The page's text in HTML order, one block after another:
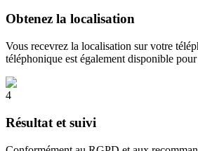
Obtenez la localisation
Vous recevrez la localisation sur votre
téléphonique est également disponible
4
Résultat et suivi